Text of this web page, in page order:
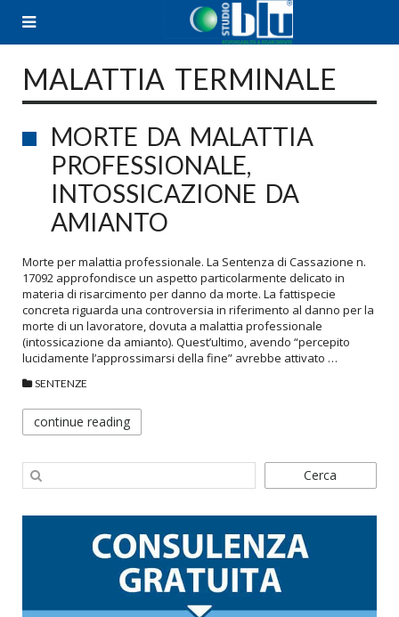
MALATTIA TERMINALE
MORTE DA MALATTIA
PROFESSIONALE,
INTOSSICAZIONE DA
AMIANTO
Morte per malattia professionale. La Sentenza di Cassazione n.
17092 approfondisce un aspetto particolarmente delicato in
materia di risarcimento per danno da morte. La fattispecie
concreta riguarda una controversia in riferimento al danno per la
morte di un lavoratore, dovuta a malattia professionale
(intossicazione da amianto). Quest’ultimo, avendo “percepito
lucidamente l’approssimarsi della fine” avrebbe attivato …
SENTENZE
continue reading
Cerca